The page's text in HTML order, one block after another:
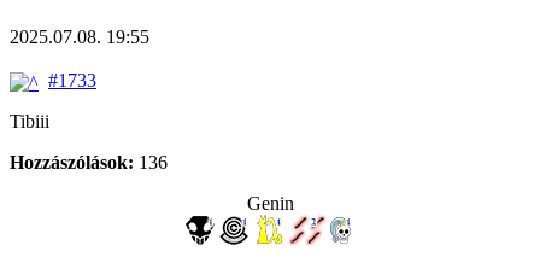
2025.07.08. 19:55
#1733
Tibiii
Hozzászólások: 136
Genin